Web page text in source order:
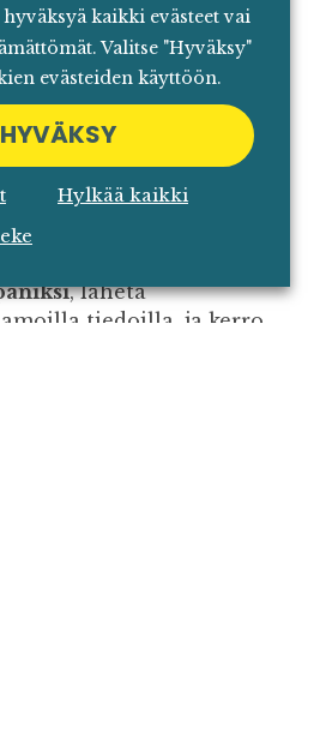
lähettämällä
, kirjoita
oma nimesi, yritys, titteli
niin lisäämme sinut
, lähetä
tiedoilla, ja kerro
kaikki evästeet vai
Valitse "Hyväksy"
evästeiden käyttöön.
HYVÄKSY
Hylkää kaikki